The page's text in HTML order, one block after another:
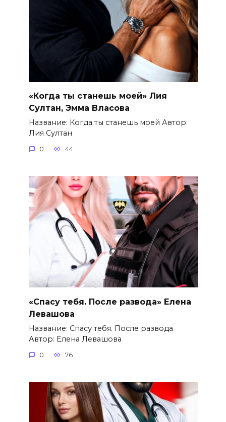
«Когда ты станешь моей» Лия
Султан, Эмма Власова
Название: Когда ты станешь моей Автор:
Лия Султан
0 44
«Спасу тебя. После развода» Елена
Левашова
Название: Спасу тебя. После развода
Автор: Елена Левашова
0 76